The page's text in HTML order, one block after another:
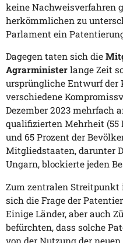
keine Nachweisverfahren
herkömmlichen zu
Parlament ein
Dagegen taten sich die
Agrarminister lange Zeit
ursprüngliche Entwurf der
verschiedene
Dezember 2023 mehrfach
qualifizierten Mehrheit
und 65 Prozent der
Mitgliedstaaten, darunter
Ungarn, blockierte jeden
Zum zentralen
sich die Frage der
Einige Länder, aber auch
befürchten, dass solche
von der Nutzung der